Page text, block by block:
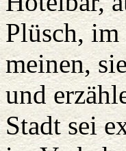
Plüsch, im
meinen,
und
Stadt sei